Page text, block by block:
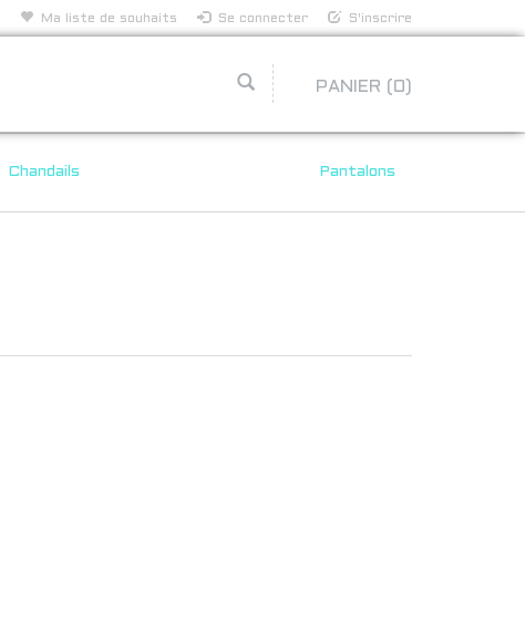
Ma liste de souhaits Se connecter S'inscrire
PANIER (0)
Chandails Pantalons